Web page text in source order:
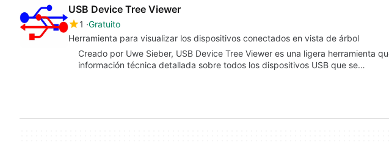
USB Device Tree Viewer
1 Gratuito
Herramienta para visualizar los dispositivos conectados en vista de árbol
Creado por Uwe Sieber, USB Device Tree Viewer es una ligera herramienta
información técnica detallada sobre todos los dispositivos USB que se…